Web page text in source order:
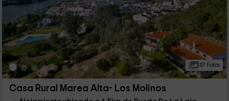
57 Fotos
Casa Rural Marea Alta- Los Molinos